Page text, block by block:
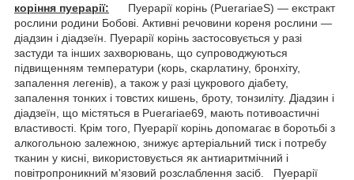
коріння пуерарії: Пуерарії корінь (PuerariaeS) — екстракт
рослини родини Бобові. Активні речовини кореня рослини —
діадзин і діадзеїн. Пуерарії корінь застосовується у разі
застуди та інших захворювань, що супроводжуються
підвищенням температури (корь, скарлатину, бронхіту,
запалення легенів), а також у разі цукрового діабету,
запалення тонких і товстих кишень, броту, тонзиліту. Діадзин і
діадзеїн, що містяться в Puerariae69, мають потивоастичні
властивості. Крім того, Пуерарії корінь допомагає в боротьбі з
алкогольною залежною, знижує артеріальний тиск і потребу
тканин у кисні, використовується як антиаритмічний і
повітропроникний м'язовий розслаблення засіб. Пуерарії